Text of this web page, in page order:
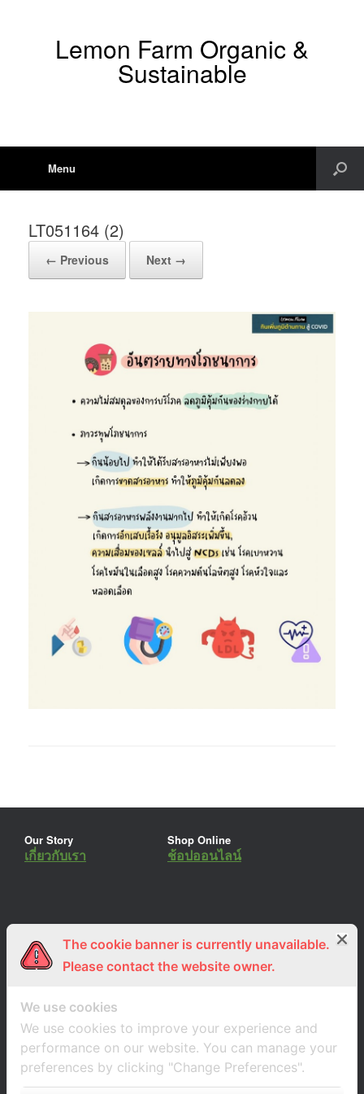
Lemon Farm Organic &
Sustainable
Menu
LT051164 (2)
← Previous Next →
Our Story
เกี่ยวกับเรา
Shop Online
ช้อปออนไลน์
ร่วมงานกับเรา
สมัครงาน
Lemon Farm Cafe
ร้านอาหารอินทรีย์
The cookie banner is currently unavailable.
Please contact the website owner.
We use cookies
We use cookies to improve your experience and
performance on our website. You can manage your
preferences by clicking "Change Preferences".